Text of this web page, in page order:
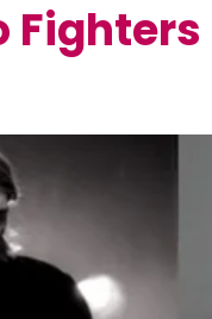
Fighters